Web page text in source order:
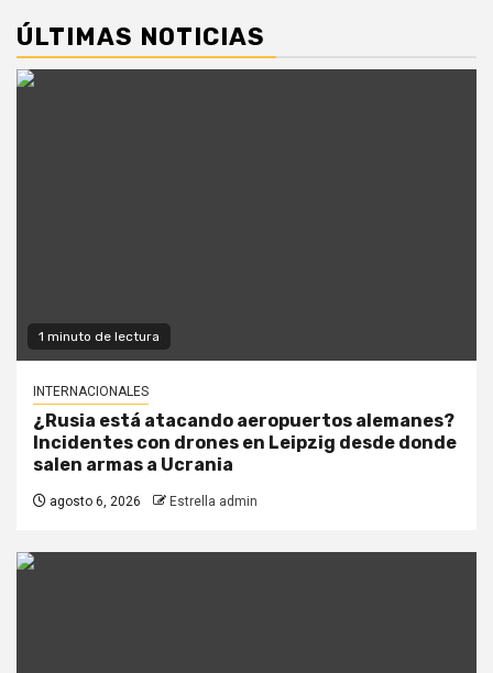
ÚLTIMAS NOTICIAS
1 minuto de lectura
INTERNACIONALES
¿Rusia está atacando aeropuertos alemanes?
Incidentes con drones en Leipzig desde donde
salen armas a Ucrania
agosto 6, 2026 Estrella admin